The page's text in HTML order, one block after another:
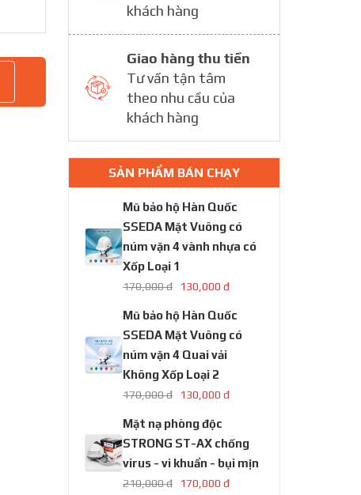
khách hàng
Giao hàng thu tiền
Tư vấn tận tâm
theo nhu cầu của
khách hàng
SẢN PHẨM BÁN CHẠY
Mũ bảo hộ Hàn Quốc
SSEDA Mặt Vuông có
núm vặn 4 vành nhựa có
Xốp Loại 1
170,000 đ 130,000 đ
Mũ bảo hộ Hàn Quốc
SSEDA Mặt Vuông có
núm vặn 4 Quai vải
Không Xốp Loại 2
170,000 đ 130,000 đ
Mặt nạ phòng độc
STRONG ST-AX chống
virus - vi khuẩn - bụi mịn
210,000 đ 170,000 đ